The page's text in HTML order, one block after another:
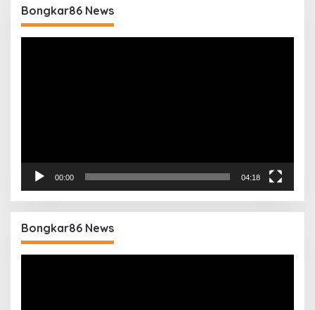
Bongkar86 News
00:00 04:18
Bongkar86 News